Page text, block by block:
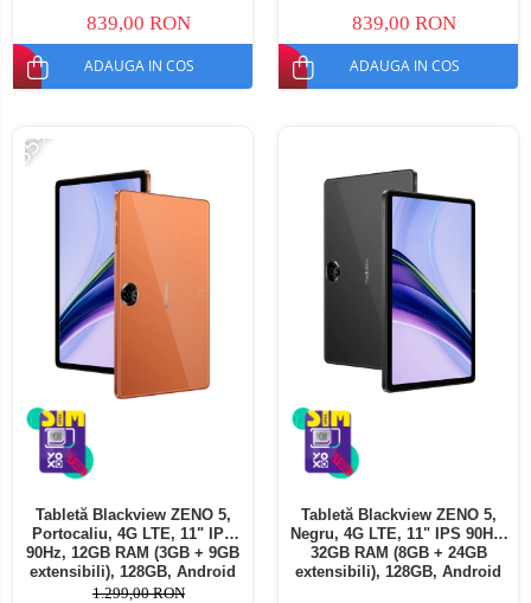
SIM
839,00 RON
ADAUGA IN COS
SIM
839,00 RON
ADAUGA IN COS
-35%
Tabletă Blackview ZENO 5,
Portocaliu, 4G LTE, 11" IPS
90Hz, 12GB RAM (3GB + 9GB
extensibili), 128GB, Android
16, Unisoc T7250, 8300mAh,
1.299,00 RON
Tabletă Blackview ZENO 5,
Negru, 4G LTE, 11" IPS 90Hz,
32GB RAM (8GB + 24GB
extensibili), 128GB, Android